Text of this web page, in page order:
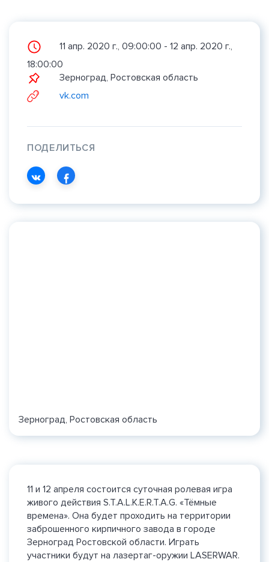
11 апр. 2020 г., 09:00:00 - 12 апр. 2020 г.,
18:00:00
Зерноград, Ростовская область
vk.com
ПОДЕЛИТЬСЯ
Зерноград, Ростовская область
11 и 12 апреля состоится суточная ролевая игра
живого действия S.T.A.L.K.E.R.T.A.G. «Тёмные
времена». Она будет проходить на территории
заброшенного кирпичного завода в городе
Зерноград Ростовской области. Играть
участники будут на лазертаг-оружии LASERWAR.